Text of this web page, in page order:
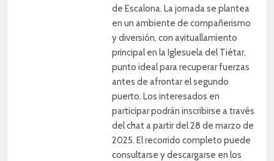
de Escalona. La jornada se plantea
en un ambiente de compañerismo
y diversión, con avituallamiento
principal en la Iglesuela del Tiétar,
punto ideal para recuperar fuerzas
antes de afrontar el segundo
puerto. Los interesados en
participar podrán inscribirse a través
del chat a partir del 28 de marzo de
2025. El recorrido completo puede
consultarse y descargarse en los